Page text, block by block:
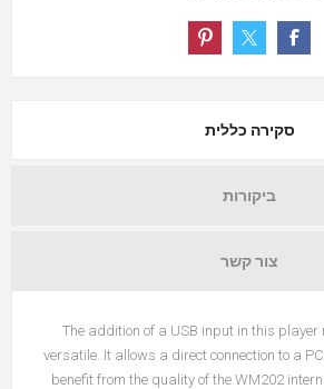
סקירה כללית
ביקורות
צור קשר
The addition of a USB input in this player
versatile. It allows a direct connection to a
benefit from the quality of the WM202